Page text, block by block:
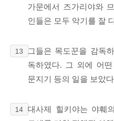
가문에서 즈가리야와
인들은 모두 악기를 잘
13
그들은 목도꾼을 감독
독하였다. 그 외에 어
문지기 등의 일을 보았
14 대사제 힐키야는 야훼